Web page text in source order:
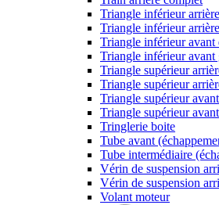
Triangle inférieur
Triangle inférieur
Triangle inférieur avant
Triangle inférieur avant
Triangle supérieur
Triangle supérieur
Triangle supérieur
Triangle supérieur
Tringlerie boite
Tube avant
Tube intermédiaire
Vérin de suspension
Vérin de suspension
Volant moteur